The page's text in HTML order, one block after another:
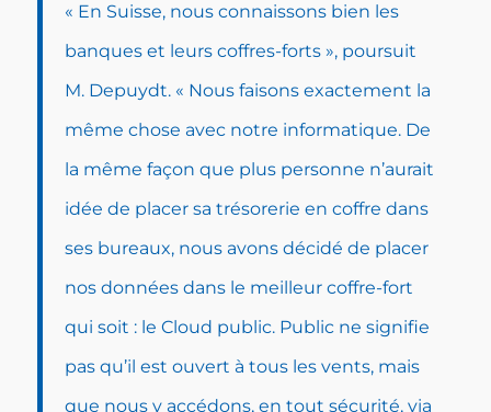
« En Suisse, nous connaissons bien les
banques et leurs coffres-forts », poursuit
M. Depuydt. « Nous faisons exactement la
même chose avec notre informatique. De
la même façon que plus personne n’aurait
idée de placer sa trésorerie en coffre dans
ses bureaux, nous avons décidé de placer
nos données dans le meilleur coffre-fort
qui soit : le Cloud public. Public ne signifie
pas qu’il est ouvert à tous les vents, mais
que nous y accédons, en tout sécurité, via